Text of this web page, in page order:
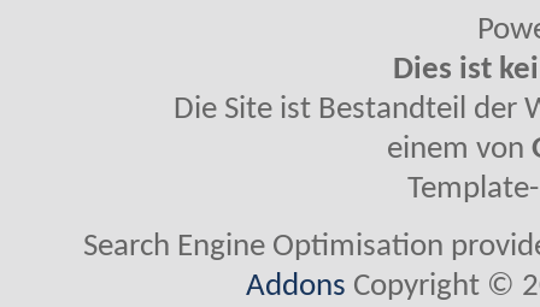
Dies ist
Die Site ist Bestandteil der
einem von
Search Engine Optimisation
Addons Copyright ©